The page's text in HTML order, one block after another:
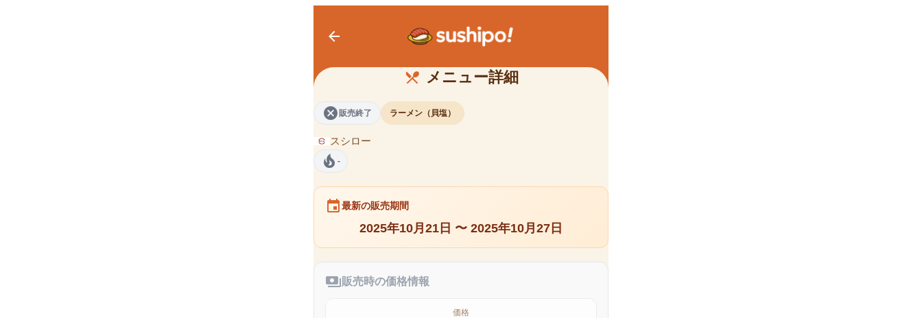
arrow_back
restaurant_menu メニュー詳細
あさり入り 貝だし塩ラーメン
cancel 販売終了 ラーメン（貝塩）
スシロー
local_fire_department -
event最新の販売期間
2025年10月21日 〜 2025年10月27日
payments販売時の価格情報
価格